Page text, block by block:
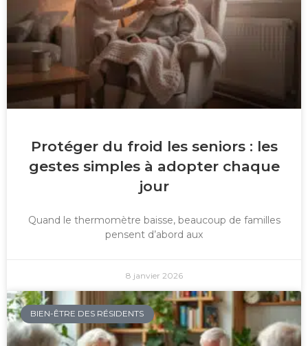
Protéger du froid les seniors : les
gestes simples à adopter chaque
jour
Quand le thermomètre baisse, beaucoup de familles
pensent d’abord aux
8 janvier 2026
BIEN-ÊTRE DES RÉSIDENTS